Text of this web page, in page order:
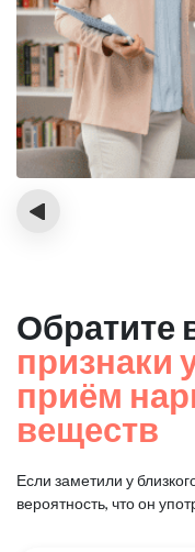
‹
Обратите
признаки
приём
веществ
Если заметили у
вероятность, что он